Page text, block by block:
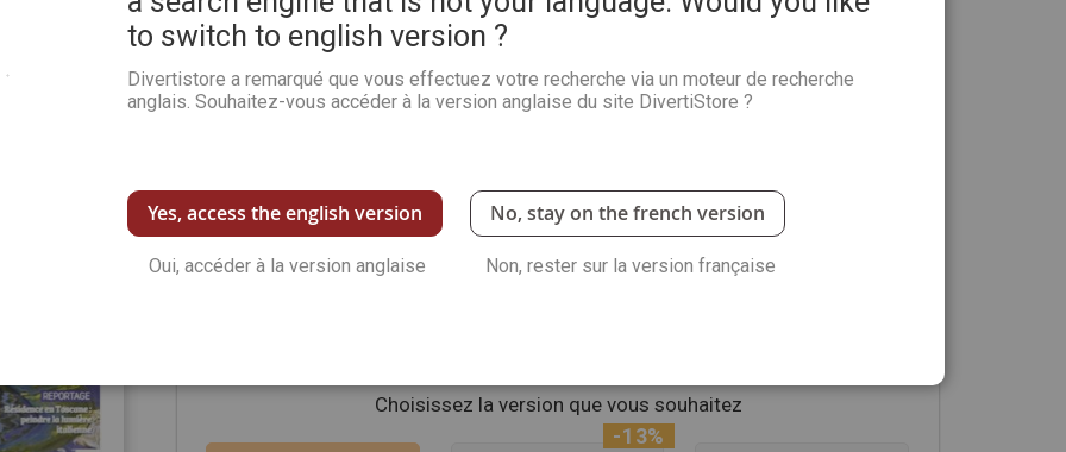
Pratique des Arts 186 - Lumières, Portraits et Paysages
d'exception
Soyez le premier à commenter ce produit
et explorez des horizons allant de la Toscane à la Tasmanie. Ce numéro propose un guide
pratique exceptionnel avec des leçons sur le nu aux pastels gras, la peinture à l’huile ou l’aquarelle
détaillés et accessibles. Enfin, évadez-vous à Rouen avec lesUrban Sketchers
Choisissez la version que vous souhaitez
-13%
to switch to english version ?
Divertistore a remarqué que vous effectuez votre recherche via un moteur de recherche
anglais. Souhaitez-vous accéder à la version anglaise du site DivertiStore ?
Yes, access the english version
Oui, accéder à la version anglaise
No, stay on the french version
Non, rester sur la version française